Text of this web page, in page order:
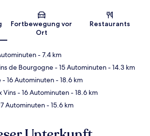
Karte
Fortbewegung vor
Ort
Restaurants
- 7.4 km
de Bourgogne- 15 Autominuten- 14.3 km
- 16 Autominuten- 18.6 km
Vins- 16 Autominuten- 18.6 km
Autominuten- 15.6 km